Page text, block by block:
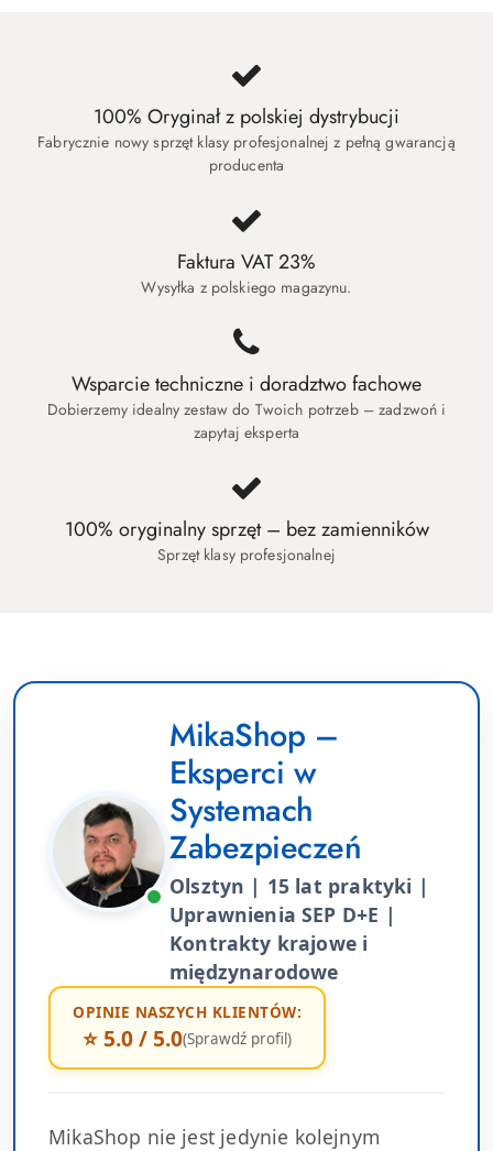
100% Oryginał z polskiej dystrybucji
Fabrycznie nowy sprzęt klasy profesjonalnej z pełną gwarancją
producenta
Faktura VAT 23%
Wysyłka z polskiego magazynu.
Wsparcie techniczne i doradztwo fachowe
Dobierzemy idealny zestaw do Twoich potrzeb – zadzwoń i
zapytaj eksperta
100% oryginalny sprzęt – bez zamienników
Sprzęt klasy profesjonalnej
MikaShop –
Eksperci w
Systemach
Zabezpieczeń
Olsztyn | 15 lat praktyki |
Uprawnienia SEP D+E |
Kontrakty krajowe i
międzynarodowe
OPINIE NASZYCH KLIENTÓW:
⭐ 5.0 / 5.0(Sprawdź profil)
MikaShop nie jest jedynie kolejnym